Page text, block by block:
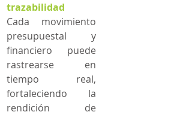
trazabilidad
Cada movimiento
presupuestal y
financiero puede
rastrearse en
tiempo real,
fortaleciendo la
rendición de